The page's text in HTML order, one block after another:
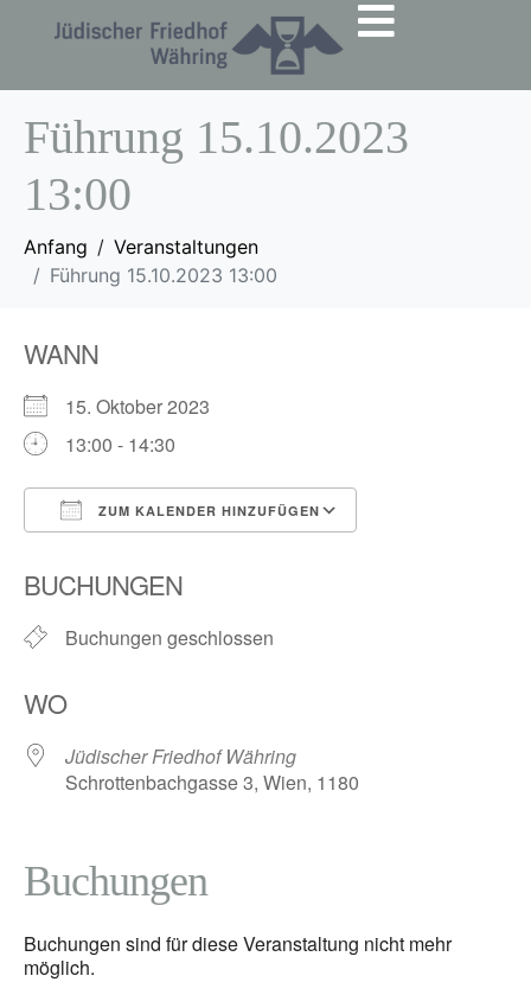
Führung 15.10.2023
13:00
Anfang
Veranstaltungen
Führung 15.10.2023 13:00
WANN
15. Oktober 2023
13:00 - 14:30
ZUM KALENDER HINZUFÜGEN
BUCHUNGEN
Buchungen geschlossen
WO
Jüdischer Friedhof Währing
Schrottenbachgasse 3, Wien, 1180
Buchungen
Buchungen sind für diese Veranstaltung nicht mehr
möglich.